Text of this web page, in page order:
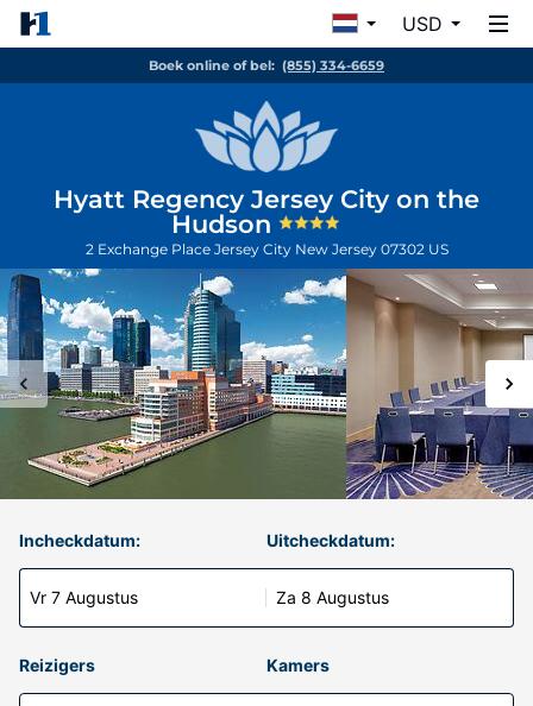
USD
Boek online of bel: (855) 334-6659
Hyatt Regency Jersey City on the
Hudson
2 Exchange Place Jersey City New Jersey 07302 US
Incheckdatum:
Vr 7 Augustus
Uitcheckdatum:
Za 8 Augustus
Reizigers Kamers